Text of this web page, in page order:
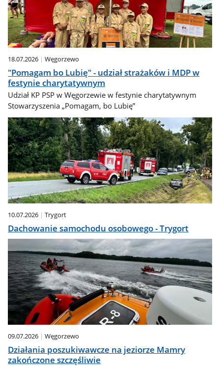
18.07.2026 Węgorzewo
"Pomagam bo Lubię" - udział strażaków i MDP w
festynie charytatywnym
Udział KP PSP w Węgorzewie w festynie charytatywnym
Stowarzyszenia „Pomagam, bo Lubię”
10.07.2026 Trygort
Dachowanie samochodu osobowego - Trygort
09.07.2026 Węgorzewo
Działania poszukiwawcze na jeziorze Mamry
zakończone szczęśliwie